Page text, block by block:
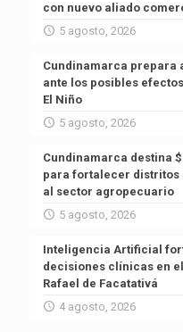
con nuevo aliado
5 agosto, 2026
Cundinamarca prepara
ante los posibles
El Niño
5 agosto, 2026
Cundinamarca destina
para fortalecer distritos
al sector agropecuario
5 agosto, 2026
Inteligencia Artificial
decisiones clínicas en
Rafael de Facatativá
4 agosto, 2026